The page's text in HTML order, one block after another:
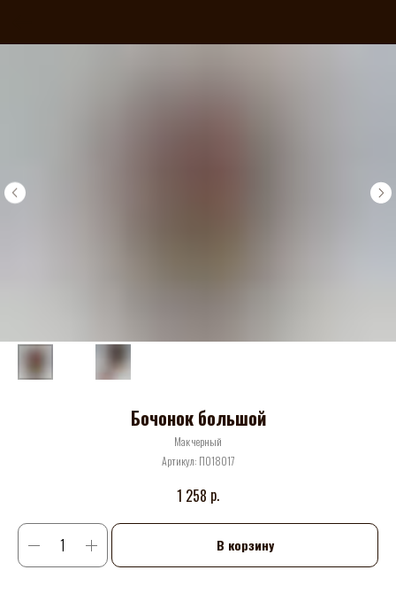
Бочонок большой
Мак черный
Артикул: П018017
1 258 р.
В корзину